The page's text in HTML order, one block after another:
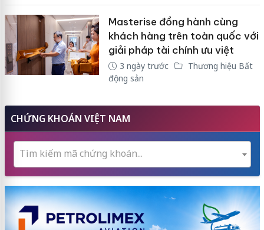
Masterise đồng hành cùng
khách hàng trên toàn quốc với
giải pháp tài chính ưu việt
3 ngày trước
Thương hiệu Bất
động sản
CHỨNG KHOÁN VIỆT NAM
Tìm kiếm mã chứng khoán...